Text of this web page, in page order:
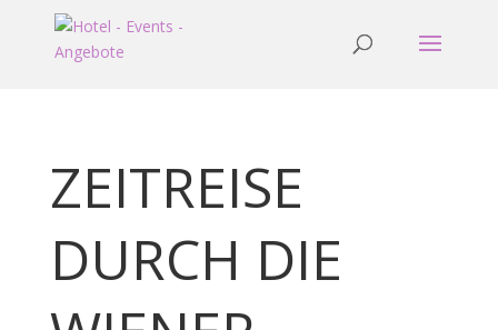
ZEITREISE
DURCH DIE